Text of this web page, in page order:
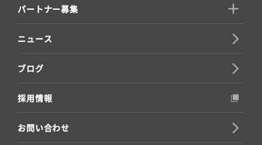
パートナー募集
ニュース
ブログ
採用情報
お問い合わせ